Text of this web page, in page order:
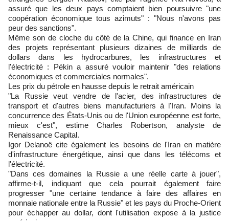
assuré que les deux pays comptaient bien poursuivre "une
coopération économique tous azimuts" : "Nous n'avons pas
peur des sanctions".
Même son de cloche du côté de la Chine, qui finance en Iran
des projets représentant plusieurs dizaines de milliards de
dollars dans les hydrocarbures, les infrastructures et
l'électricité : Pékin a assuré vouloir maintenir "des relations
économiques et commerciales normales".
Les prix du pétrole en hausse depuis le retrait américain
"La Russie veut vendre de l'acier, des infrastructures de
transport et d'autres biens manufacturiers à l'Iran. Moins la
concurrence des États-Unis ou de l'Union européenne est forte,
mieux c'est", estime Charles Robertson, analyste de
Renaissance Capital.
Igor Delanoë cite également les besoins de l'Iran en matière
d'infrastructure énergétique, ainsi que dans les télécoms et
l'électricité.
"Dans ces domaines la Russie a une réelle carte à jouer",
affirme-t-il, indiquant que cela pourrait également faire
progresser "une certaine tendance à faire des affaires en
monnaie nationale entre la Russie" et les pays du Proche-Orient
pour échapper au dollar, dont l'utilisation expose à la justice